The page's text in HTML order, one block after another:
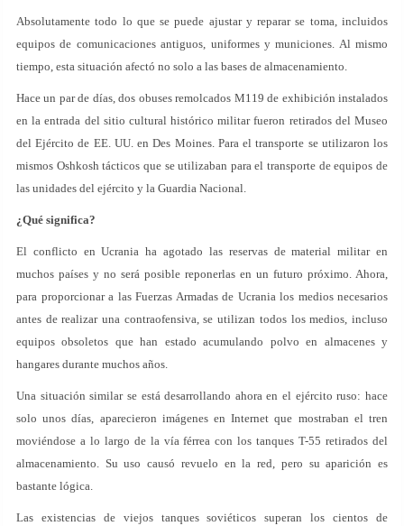
Absolutamente todo lo que se puede ajustar y reparar se toma, incluidos
equipos de comunicaciones antiguos, uniformes y municiones. Al mismo
tiempo, esta situación afectó no solo a las bases de almacenamiento.
Hace un par de días, dos obuses remolcados M119 de exhibición instalados
en la entrada del sitio cultural histórico militar fueron retirados del Museo
del Ejército de EE. UU. en Des Moines. Para el transporte se utilizaron los
mismos Oshkosh tácticos que se utilizaban para el transporte de equipos de
las unidades del ejército y la Guardia Nacional.
¿Qué significa?
El conflicto en Ucrania ha agotado las reservas de material militar en
muchos países y no será posible reponerlas en un futuro próximo. Ahora,
para proporcionar a las Fuerzas Armadas de Ucrania los medios necesarios
antes de realizar una contraofensiva, se utilizan todos los medios, incluso
equipos obsoletos que han estado acumulando polvo en almacenes y
hangares durante muchos años.
Una situación similar se está desarrollando ahora en el ejército ruso: hace
solo unos días, aparecieron imágenes en Internet que mostraban el tren
moviéndose a lo largo de la vía férrea con los tanques T-55 retirados del
almacenamiento. Su uso causó revuelo en la red, pero su aparición es
bastante lógica.
Las existencias de viejos tanques soviéticos superan los cientos de